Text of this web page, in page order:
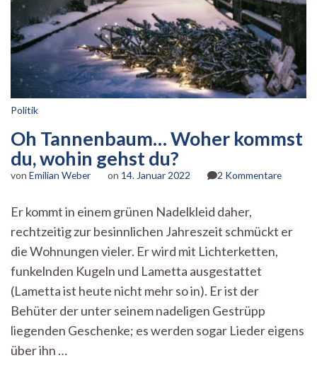
Politik
Oh Tannenbaum… Woher kommst
du, wohin gehst du?
von Emilian Weber on 14. Januar 2022 2 Kommentarezu
kommst
Er kommt in einem grünen Nadelkleid daher,
rechtzeitig zur besinnlichen Jahreszeit schmückt er
die Wohnungen vieler. Er wird mit Lichterketten,
funkelnden Kugeln und Lametta ausgestattet
(Lametta ist heute nicht mehr so in). Er ist der
Behüter der unter seinem nadeligen Gestrüpp
liegenden Geschenke; es werden sogar Lieder eigens
über ihn …